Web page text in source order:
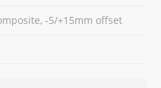
-5/+15mm offset